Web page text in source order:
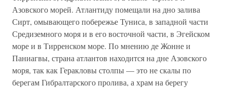
Азовского морей. Атлантиду помещали на дно залива
Сирт, омывающего побережье Туниса, в западной части
Средиземного моря и в его восточной части, в Эгейском
море и в Тирренском море. По мнению де Жонне и
Паниагвы, страна атлантов находится на дне Азовского
моря, так как Геракловы столпы — это не скалы по
берегам Гибралтарского пролива, а храм на берегу